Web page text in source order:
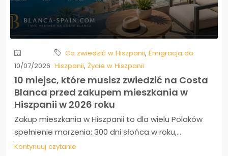
10/07/2026
Co zwiedzić w Hiszpanii, Emigracja do
Hiszpanii, Życie w Hiszpanii
10 miejsc, które musisz zwiedzić na Costa
Blanca przed zakupem mieszkania w
Hiszpanii w 2026 roku
Zakup mieszkania w Hiszpanii to dla wielu Polaków
spełnienie marzenia: 300 dni słońca w roku,...
Kontynuuj czytanie